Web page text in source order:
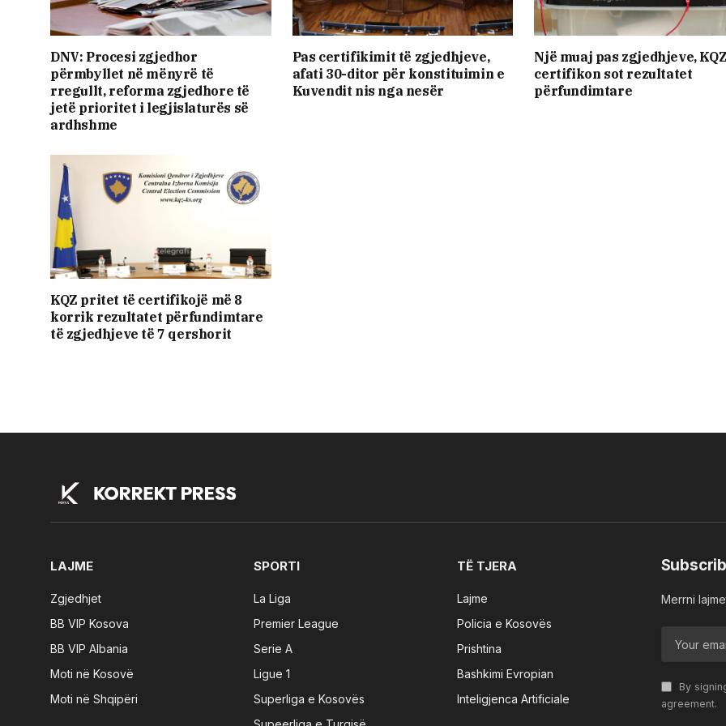
DNV: Procesi zgjedhor
përmbyllet në mënyrë të
rregullt, reforma zgjedhore të
jetë prioritet i legjislaturës së
ardhshme
Pas certifikimit të zgjedhjeve,
afati 30-ditor për konstituimin e
Kuvendit nis nga nesër
Një muaj pas zgjedhjeve,
certifikon sot rezultatet
përfundimtare
KQZ pritet të certifikojë më 8
korrik rezultatet përfundimtare
të zgjedhjeve të 7 qershorit
LAJME
Zgjedhjet
BB VIP Kosova
BB VIP Albania
Moti në Kosovë
Moti në Shqipëri
SPORTI
La Liga
Premier League
Serie A
Ligue 1
Superliga e Kosovës
TË TJERA
Lajme
Policia e Kosovës
Prishtina
Bashkimi Evropian
Inteligjenca Artificiale
Merrni
By
agreement.